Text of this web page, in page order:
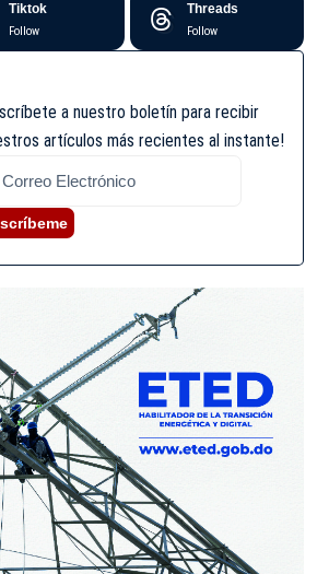
Tiktok
Follow
Threads
Follow
a nuestro boletín para recibir
artículos más recientes al instante!